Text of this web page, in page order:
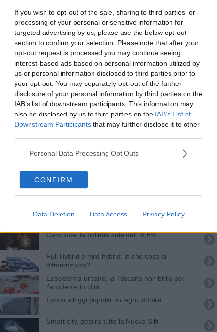
If you wish to opt-out of the sale, sharing to third parties, or
processing of your personal or sensitive information for
targeted advertising by us, please use the below opt-out
section to confirm your selection. Please note that after your
opt-out request is processed you may continue seeing
interest-based ads based on personal information utilized by
us or personal information disclosed to third parties prior to
your opt-out. You may separately opt-out of the further
disclosure of your personal information by third parties on the
IAB’s list of downstream participants. This information may
also be disclosed by us to third parties on the IAB’s List of
Downstream Participants that may further disclose it to other
Personal Data Processing Opt Outs
CONFIRM
Data Deletion Data Access Privacy Policy
Mini alloggi in progetto alle ex Officine Galileo
"Sconcertati per il ricorso di Italia Nostra"
Rinnovate 83 scuole verso il rientro in presenza
Nuove luci "Che fine fanno le lanterne storiche?"
Con una nuova torre Novoli cambierà profilo
Bonus e cessione dei crediti, edilizia nel caos
Centrale termica di San Salvi, da rudere a
modello
Formazione professionale per 1.020 futuri
Caro luce, la bolletta sale del 18,6%
​Full Hybrid e mild hybrid: in che cosa si
differenziano?
Ecosistema urbano, la Toscana non brilla per
l'ambiente in città
I primi alloggi popolari in legno d'Italia
Smart city, gestirà tutto la Nuova Silfi